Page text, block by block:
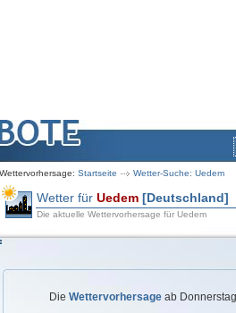
Wettervorhersage: Startseite Wetter-Suche: Uedem
Wetter für Uedem [Deutschland]
Die aktuelle Wettervorhersage für Uedem
Die Wettervorhersage ab